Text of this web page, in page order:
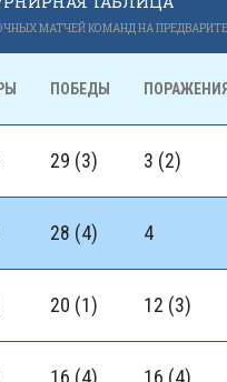
МАТЧЕЙ КОМАНД НА
ПОБЕДЫ
29 (3) 3 (2)
28 (4) 4
20 (1) 12 (3)
16 (4) 16 (4)